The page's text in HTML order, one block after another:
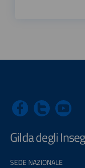
Gilda degli
SEDE NAZIONALE